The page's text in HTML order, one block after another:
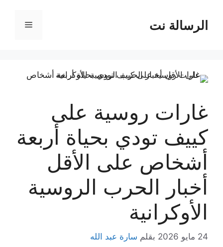
المحتوىالرسالة نت القائمة
غارات روسية على
كييف تودي بحياة أربعة
أشخاص على الأقل
أخبار الحرب الروسية
الأوكرانية
24 مايو 2026 بقلم سارة عبد الله